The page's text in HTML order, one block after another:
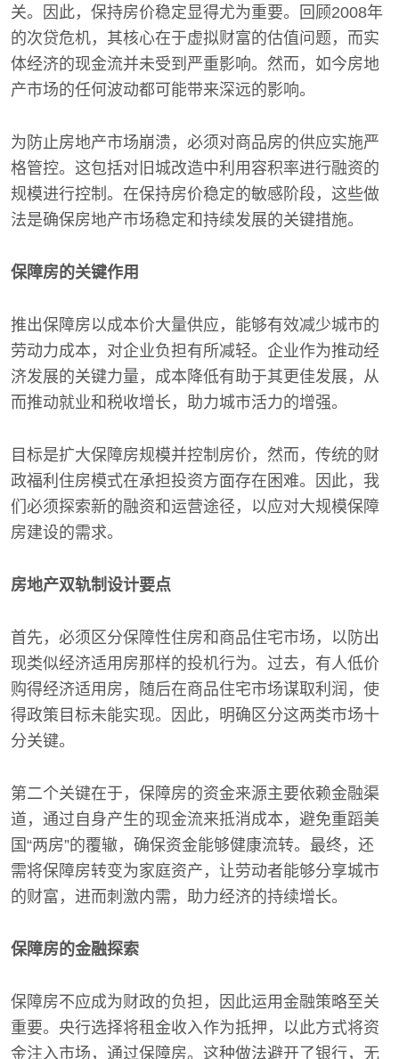
关。因此，保持房价稳定显得尤为重要。回顾2008年
的次贷危机，其核心在于虚拟财富的估值问题，而实
体经济的现金流并未受到严重影响。然而，如今房地
产市场的任何波动都可能带来深远的影响。
为防止房地产市场崩溃，必须对商品房的供应实施严
格管控。这包括对旧城改造中利用容积率进行融资的
规模进行控制。在保持房价稳定的敏感阶段，这些做
法是确保房地产市场稳定和持续发展的关键措施。
保障房的关键作用
推出保障房以成本价大量供应，能够有效减少城市的
劳动力成本，对企业负担有所减轻。企业作为推动经
济发展的关键力量，成本降低有助于其更佳发展，从
而推动就业和税收增长，助力城市活力的增强。
目标是扩大保障房规模并控制房价，然而，传统的财
政福利住房模式在承担投资方面存在困难。因此，我
们必须探索新的融资和运营途径，以应对大规模保障
房建设的需求。
房地产双轨制设计要点
首先，必须区分保障性住房和商品住宅市场，以防出
现类似经济适用房那样的投机行为。过去，有人低价
购得经济适用房，随后在商品住宅市场谋取利润，使
得政策目标未能实现。因此，明确区分这两类市场十
分关键。
第二个关键在于，保障房的资金来源主要依赖金融渠
道，通过自身产生的现金流来抵消成本，避免重蹈美
国“两房”的覆辙，确保资金能够健康流转。最终，还
需将保障房转变为家庭资产，让劳动者能够分享城市
的财富，进而刺激内需，助力经济的持续增长。
保障房的金融探索
保障房不应成为财政的负担，因此运用金融策略至关
重要。央行选择将租金收入作为抵押，以此方式将资
金注入市场，通过保障房。这种做法避开了银行，无